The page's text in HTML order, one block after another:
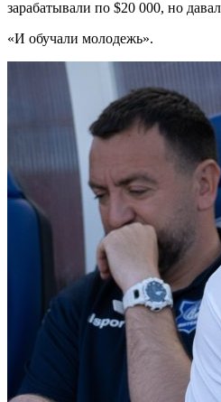
зарабатывали по $20 000, но
«И обучали молодежь».